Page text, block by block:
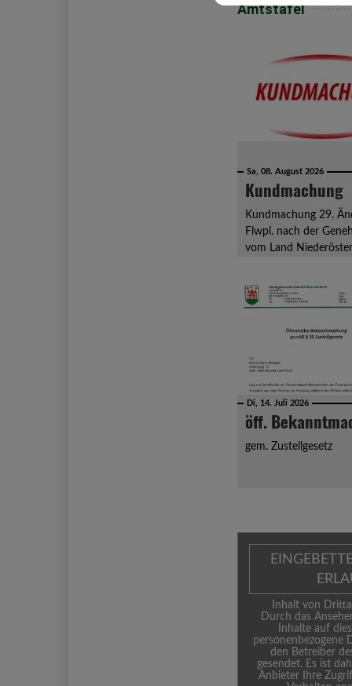
Amtstafel
Sa, 08. August 2026
Kundmachung
Kundmachung 29.
Flwpl. nach der
vom Land
Di, 14. Juli 2026
öff.
gem. Zustellgesetz
Inhalt von
Durch das
Inhalte auf
personenbezogene
den Betreiber
gesendet. Es ist
Anbieter Ihre